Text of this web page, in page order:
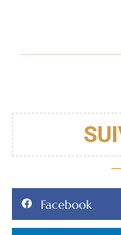
Facebook